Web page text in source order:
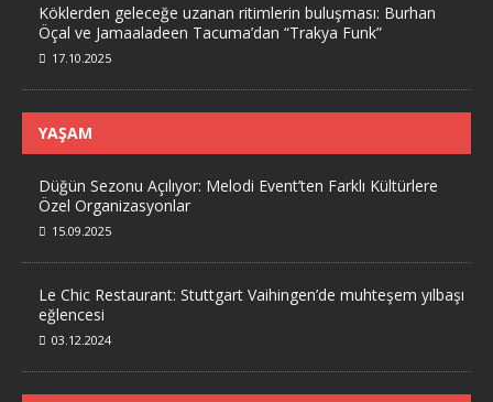
Köklerden geleceğe uzanan ritimlerin buluşması: Burhan
Öçal ve Jamaaladeen Tacuma’dan “Trakya Funk”
17.10.2025
YAŞAM
Düğün Sezonu Açılıyor: Melodi Event’ten Farklı Kültürlere
Özel Organizasyonlar
15.09.2025
Le Chic Restaurant: Stuttgart Vaihingen’de muhteşem yılbaşı
eğlencesi
03.12.2024